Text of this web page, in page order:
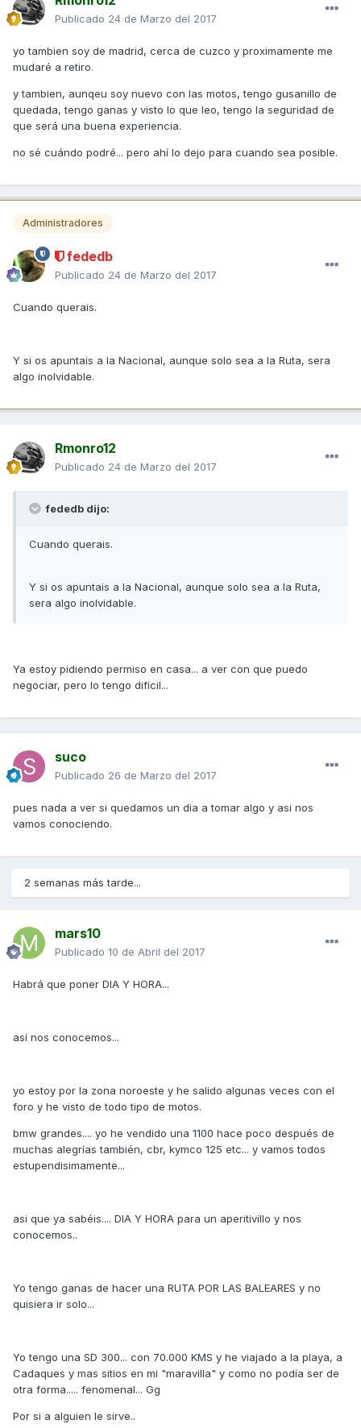
Publicado 24 de Marzo del 2017
yo tambien soy de madrid, cerca de cuzco y proximamente me
mudaré a retiro.
y tambien, aunqeu soy nuevo con las motos, tengo gusanillo de
quedada, tengo ganas y visto lo que leo, tengo la seguridad de
que será una buena experiencia.
no sé cuándo podré... pero ahí lo dejo para cuando sea posible.
Administradores
fededb
Publicado 24 de Marzo del 2017
Cuando querais.
Y si os apuntais a la Nacional, aunque solo sea a la Ruta, sera
algo inolvidable.
Rmonro12
Publicado 24 de Marzo del 2017
fededb dijo:
Cuando querais.
Y si os apuntais a la Nacional, aunque solo sea a la Ruta,
sera algo inolvidable.
Ya estoy pidiendo permiso en casa... a ver con que puedo
negociar, pero lo tengo difícil...
suco
Publicado 26 de Marzo del 2017
pues nada a ver si quedamos un dia a tomar algo y asi nos
vamos conociendo.
2 semanas más tarde...
mars10
Publicado 10 de Abril del 2017
Habrá que poner DIA Y HORA...
así nos conocemos...
yo estoy por la zona noroeste y he salido algunas veces con el
foro y he visto de todo tipo de motos.
bmw grandes.... yo he vendido una 1100 hace poco después de
muchas alegrías también, cbr, kymco 125 etc... y vamos todos
estupendisimamente...
asi que ya sabéis.... DIA Y HORA para un aperitivillo y nos
conocemos..
Yo tengo ganas de hacer una RUTA POR LAS BALEARES y no
quisiera ir solo...
Yo tengo una SD 300... con 70.000 KMS y he viajado a la playa, a
Cadaques y mas sitios en mi "maravilla" y como no podía ser de
otra forma..... fenomenal... Gg
Por si a alguien le sirve..